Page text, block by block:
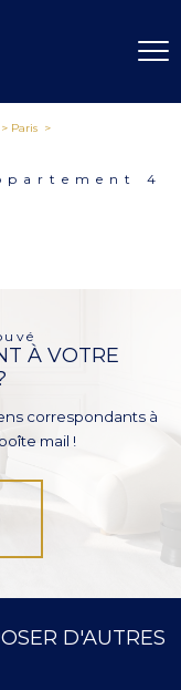
Paris
4
À VOTRE
correspondants à
mail !
D'AUTRES